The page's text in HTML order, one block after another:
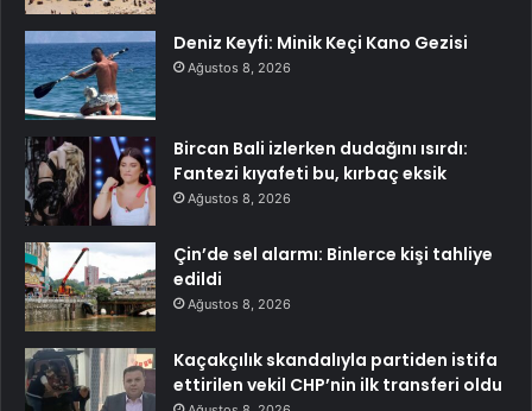
Deniz Keyfi: Minik Keçi Kano Gezisi
Ağustos 8, 2026
Bircan Bali izlerken dudağını ısırdı:
Fantezi kıyafeti bu, kırbaç eksik
Ağustos 8, 2026
Çin’de sel alarmı: Binlerce kişi tahliye
edildi
Ağustos 8, 2026
Kaçakçılık skandalıyla partiden istifa
ettirilen vekil CHP’nin ilk transferi oldu